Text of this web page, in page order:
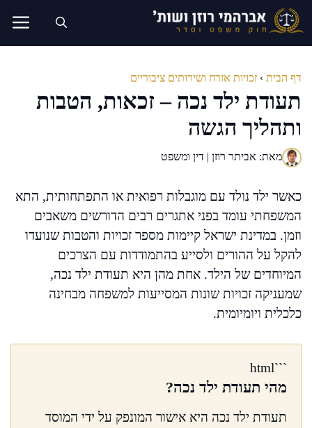
לדלג
לתוכן
דף הבית › זכויות אזרח ושירותים ציבוריים
תעודת ילד נכה – זכאות, הטבות
ותהליך הגשה
מאת: אביתר רוזן | דין ומשפט
כאשר ילד נולד עם מוגבלות רפואית או התפתחותית, התא
המשפחתי עומד בפני אתגרים רבים הדורשים משאבים
וזמן. במדינת ישראל קיימות מספר זכויות והטבות שנועדו
להקל על ההורים ולסייע בהתמודדות עם הצרכים
המיוחדים של הילד. אחת מהן היא תעודת ילד נכה,
שמעניקה זכויות שונות המסייעות למשפחה מבחינה
כלכלית ויומיומית.
```html
מהי תעודת ילד נכה?
תעודת ילד נכה היא אישור המונפק על ידי המוסד